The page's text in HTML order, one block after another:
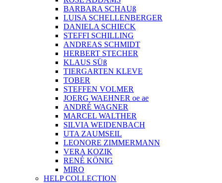
BARBARA SCHAUß
LUISA SCHELLENBERGER
DANIELA SCHIECK
STEFFI SCHILLING
ANDREAS SCHMIDT
HERBERT STECHER
KLAUS SÜß
TIERGARTEN KLEVE
TOBER
STEFFEN VOLMER
JOERG WAEHNER oe ae
ANDRÉ WAGNER
MARCEL WALTHER
SILVIA WEIDENBACH
UTA ZAUMSEIL
LEONORE ZIMMERMANN
VERA KOZIK
RENÉ KÖNIG
MIRO
HELP COLLECTION